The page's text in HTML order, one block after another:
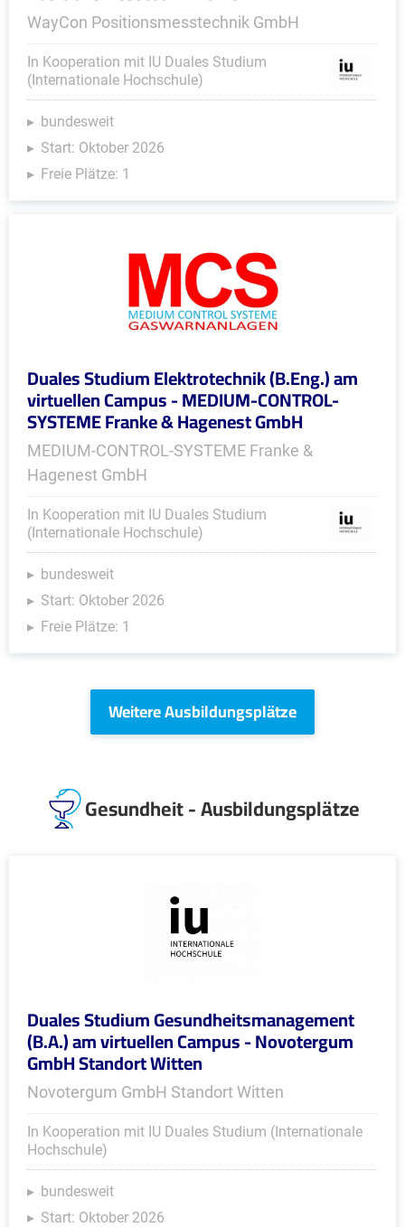
WayCon Positionsmesstechnik GmbH
In Kooperation mit IU Duales Studium
(Internationale Hochschule)
bundesweit
Start: Oktober 2026
Freie Plätze: 1
Duales Studium Elektrotechnik (B.Eng.) am
virtuellen Campus - MEDIUM-CONTROL-
SYSTEME Franke & Hagenest GmbH
MEDIUM-CONTROL-SYSTEME Franke &
Hagenest GmbH
In Kooperation mit IU Duales Studium
(Internationale Hochschule)
bundesweit
Start: Oktober 2026
Freie Plätze: 1
Weitere Ausbildungsplätze
Gesundheit - Ausbildungsplätze
Duales Studium Gesundheitsmanagement
(B.A.) am virtuellen Campus - Novotergum
GmbH Standort Witten
Novotergum GmbH Standort Witten
In Kooperation mit IU Duales Studium (Internationale
Hochschule)
bundesweit
Start: Oktober 2026